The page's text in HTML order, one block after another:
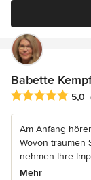
Babette
5,0
Am Anfang
Wovon träumen
nehmen Ihre
Mehr